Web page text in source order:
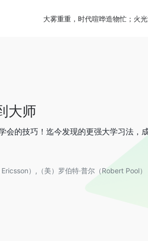
大雾重重，时代喧哗造物忙；火
大师
会的技巧！迄今发现的更强大学习法，
）,（美）罗伯特·普尔（Robert Pool）